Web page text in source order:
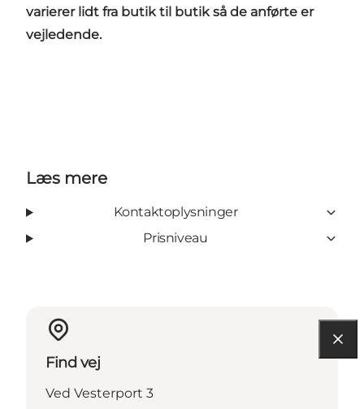
varierer lidt fra butik til butik så de anførte er
vejledende.
Læs mere
Kontaktoplysninger
Prisniveau
Find vej
Ved Vesterport 3